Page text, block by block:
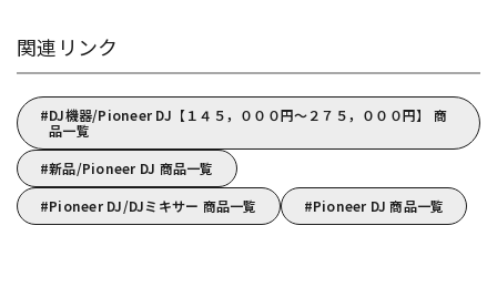
関連リンク
DJ機器/Pioneer DJ【１４５，０００円～２７５，０００円】 商
品一覧
新品/Pioneer DJ 商品一覧
Pioneer DJ/DJミキサー 商品一覧
Pioneer DJ 商品一覧